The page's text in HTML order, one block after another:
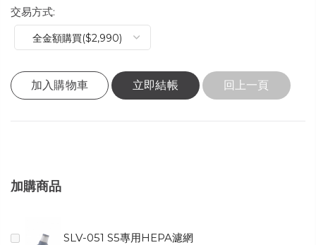
交易方式:
加入購物車 立即結帳 回上一頁
加購商品
SLV-051 S5專用HEPA濾網